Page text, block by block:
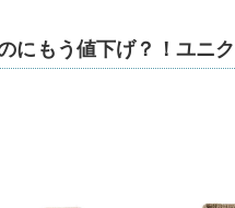
にもう値下げ？！ユニ